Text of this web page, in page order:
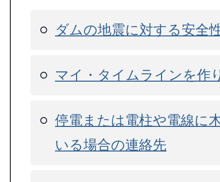
ダムの地震に対する安全
マイ・タイムラインを作
停電または電柱や電線に
いる場合の連絡先